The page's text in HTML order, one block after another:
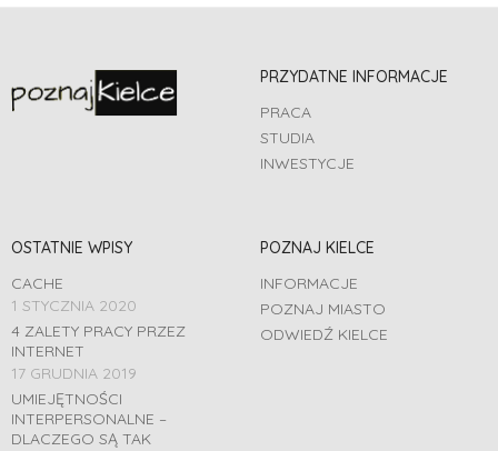
PRZYDATNE INFORMACJE
PRACA
STUDIA
INWESTYCJE
OSTATNIE WPISY
CACHE
1 STYCZNIA 2020
4 ZALETY PRACY PRZEZ
INTERNET
17 GRUDNIA 2019
UMIEJĘTNOŚCI
INTERPERSONALNE –
DLACZEGO SĄ TAK
POZNAJ KIELCE
INFORMACJE
POZNAJ MIASTO
ODWIEDŹ KIELCE